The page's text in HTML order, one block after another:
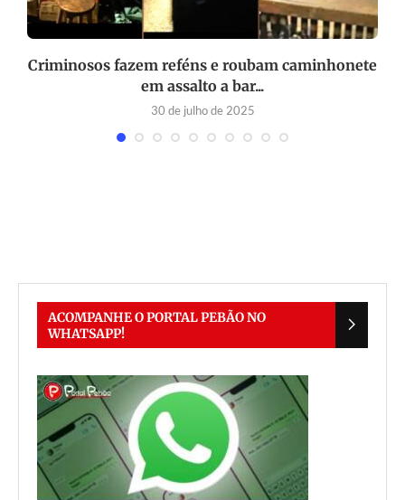
Criminosos fazem reféns e roubam caminhonete
em assalto a bar...
30 de julho de 2025
ACOMPANHE O PORTAL PEBÃO NO
WHATSAPP!